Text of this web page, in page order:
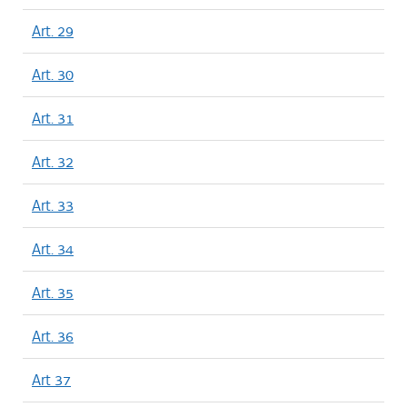
Art. 29
Art. 30
Art. 31
Art. 32
Art. 33
Art. 34
Art. 35
Art. 36
Art 37